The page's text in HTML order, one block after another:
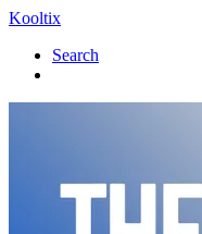
Kooltix
Search